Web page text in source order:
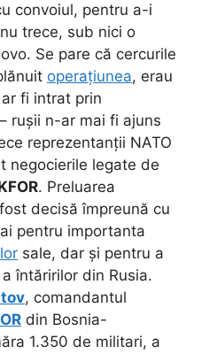
convoiul, pentru a-i
trece, sub nici o
Se pare că cercurile
operațiunea, erau
fi intrat prin
rușii n-ar mai fi ajuns
reprezentanții NATO
negocierile legate de
. Preluarea
decisă împreună cu
pentru importanta
sale, dar și pentru a
întăririlor din Rusia.
, comandantul
din Bosnia-
1.350 de militari, a